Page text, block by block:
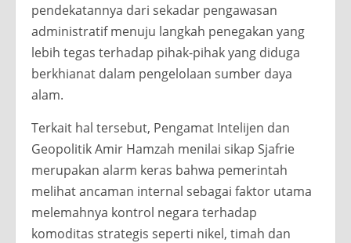
pendekatannya dari sekadar pengawasan
administratif menuju langkah penegakan yang
lebih tegas terhadap pihak-pihak yang diduga
berkhianat dalam pengelolaan sumber daya
alam.
Terkait hal tersebut, Pengamat Intelijen dan
Geopolitik Amir Hamzah menilai sikap Sjafrie
merupakan alarm keras bahwa pemerintah
melihat ancaman internal sebagai faktor utama
melemahnya kontrol negara terhadap
komoditas strategis seperti nikel, timah dan